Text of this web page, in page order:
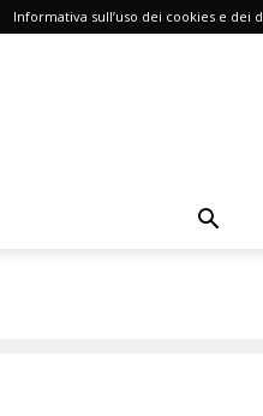
Informativa sull’uso dei cookies e dei